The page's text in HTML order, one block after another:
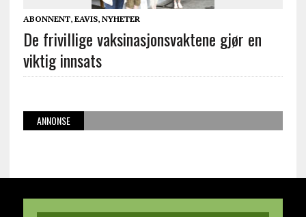
ABONNENT, EAVIS, NYHETER
De frivillige vaksinasjonsvaktene gjør en
viktig innsats
ANNONSE